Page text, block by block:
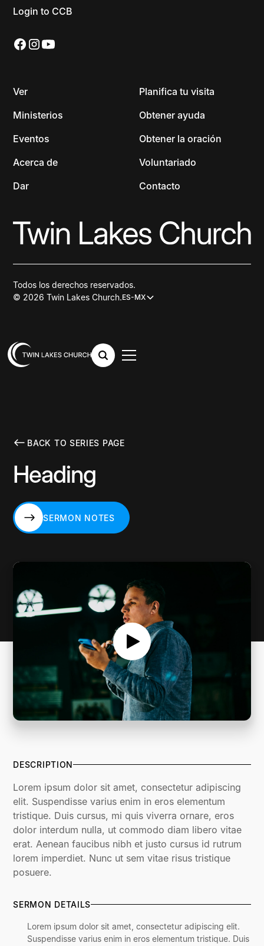
Login to CCB
Ver
Ministerios
Eventos
Acerca de
Dar
Planifica tu visita
Obtener ayuda
Obtener la oración
Voluntariado
Contacto
© 2026 Twin Lakes Church.ES-MX
Todos los derechos reservados.
BACK TO SERIES PAGE
Heading
SERMON NOTES
DESCRIPTION
Lorem ipsum dolor sit amet, consectetur adipiscing
elit. Suspendisse varius enim in eros elementum
tristique. Duis cursus, mi quis viverra ornare, eros
dolor interdum nulla, ut commodo diam libero vitae
erat. Aenean faucibus nibh et justo cursus id rutrum
lorem imperdiet. Nunc ut sem vitae risus tristique
posuere.
SERMON DETAILS
Lorem ipsum dolor sit amet, consectetur adipiscing elit.
Suspendisse varius enim in eros elementum tristique. Duis